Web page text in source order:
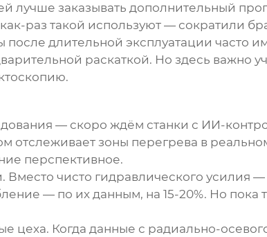
лучше заказывать дополнительный
раз такой используют — сократили
длительной эксплуатации часто
раскаткой. Но здесь важно
— скоро ждём станки с ИИ-
отслеживает зоны перегрева в
перспективное.
чисто гидравлического усилия
— по их данным, на 15-20%. Но пока
цеха. Когда данные с радиально-